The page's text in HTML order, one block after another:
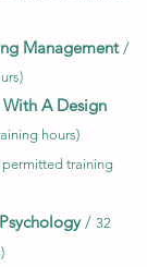
Management/
A Design
hours)
permitted training
/ 32